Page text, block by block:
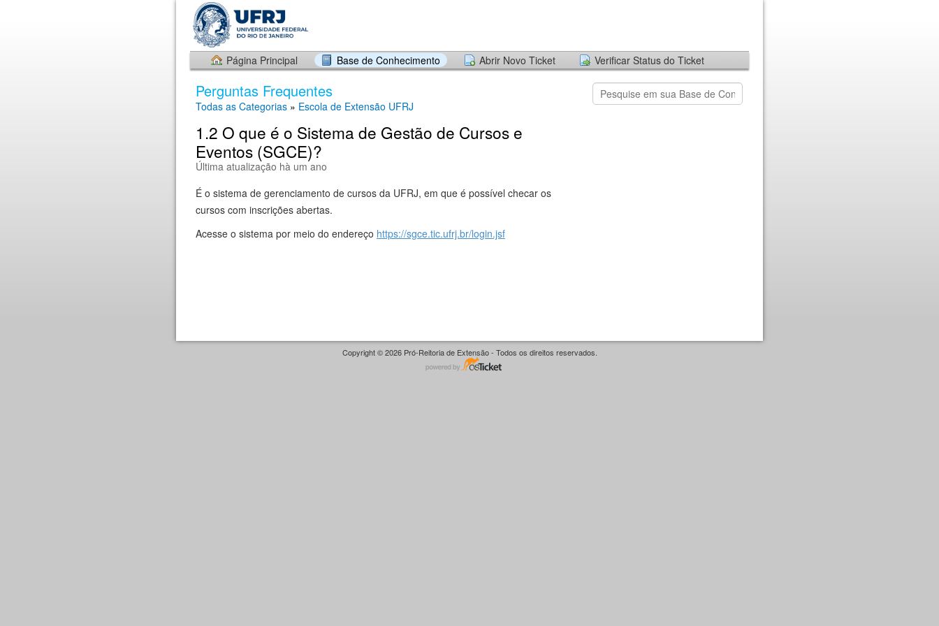
Página Principal Base de Conhecimento Abrir Novo Ticket Verificar Status do Ticket
Perguntas Frequentes
Todas as Categorias » Escola de Extensão UFRJ
1.2 O que é o Sistema de Gestão de Cursos e
Eventos (SGCE)?
Última atualização hà um ano
É o sistema de gerenciamento de cursos da UFRJ, em que é possível checar os
cursos com inscrições abertas.
Acesse o sistema por meio do endereço https://sgce.tic.ufrj.br/login.jsf
Copyright © 2026 Pró-Reitoria de Extensão - Todos os direitos reservados.